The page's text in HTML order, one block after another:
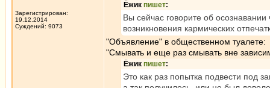
Зарегистрирован:
19.12.2014
Суждений: 9073
Ёжик пишет:
Вы сейчас говорите об
возникновения кармических
"Объявление" в общественном туалете:
"Смывать и еще раз смывать вне
Ёжик пишет:
Это как раз попытка подвести под